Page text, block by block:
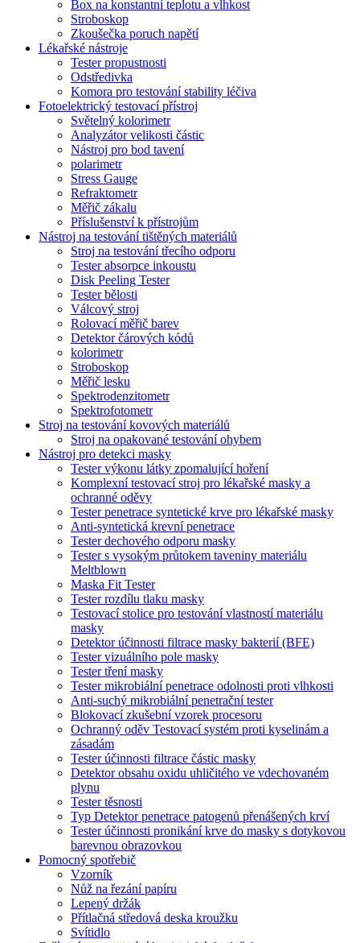
Box na konstantní teplotu a vlhkost
Stroboskop
Zkoušečka poruch napětí
Lékařské nástroje
Tester propustnosti
Odstředivka
Komora pro testování stability léčiva
Fotoelektrický testovací přístroj
Světelný kolorimetr
Analyzátor velikosti částic
Nástroj pro bod tavení
polarimetr
Stress Gauge
Refraktometr
Měřič zákalu
Příslušenství k přístrojům
Nástroj na testování tištěných materiálů
Stroj na testování třecího odporu
Tester absorpce inkoustu
Disk Peeling Tester
Tester bělosti
Válcový stroj
Rolovací měřič barev
Detektor čárových kódů
kolorimetr
Stroboskop
Měřič lesku
Spektrodenzitometr
Spektrofotometr
Stroj na testování kovových materiálů
Stroj na opakované testování ohybem
Nástroj pro detekci masky
Tester výkonu látky zpomalující hoření
Komplexní testovací stroj pro lékařské masky a
ochranné oděvy
Tester penetrace syntetické krve pro lékařské masky
Anti-syntetická krevní penetrace
Tester dechového odporu masky
Tester s vysokým průtokem taveniny materiálu
Meltblown
Maska Fit Tester
Tester rozdílu tlaku masky
Testovací stolice pro testování vlastností materiálu
masky
Detektor účinnosti filtrace masky bakterií (BFE)
Tester vizuálního pole masky
Tester tření masky
Tester mikrobiální penetrace odolnosti proti vlhkosti
Anti-suchý mikrobiální penetrační tester
Blokovací zkušební vzorek procesoru
Ochranný oděv Testovací systém proti kyselinám a
zásadám
Tester účinnosti filtrace částic masky
Detektor obsahu oxidu uhličitého ve vdechovaném
plynu
Tester těsnosti
Typ Detektor penetrace patogenů přenášených krví
Tester účinnosti pronikání krve do masky s dotykovou
barevnou obrazovkou
Pomocný spotřebič
Vzorník
Nůž na řezání papíru
Lepený držák
Přítlačná středová deska kroužku
Svítidlo